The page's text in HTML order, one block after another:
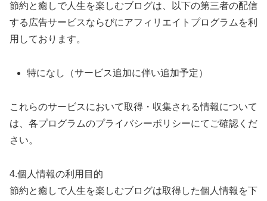
節約と癒しで人生を楽しむブログは、以下の第三者の配信
する広告サービスならびにアフィリエイトプログラムを利
用しております。
特になし（サービス追加に伴い追加予定）
これらのサービスにおいて取得・収集される情報について
は、各プログラムのプライバシーポリシーにてご確認くだ
さい。
4.個人情報の利用目的
節約と癒しで人生を楽しむブログは取得した個人情報を下